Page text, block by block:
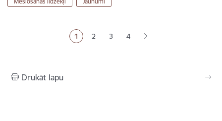
Pašreizējā lapa
1 Lapa
2 Lapa
3 Lapa
4
Drukāt lapu